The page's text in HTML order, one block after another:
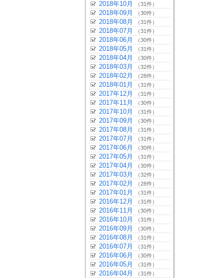
2018年10月 （31件）
2018年09月 （30件）
2018年08月 （31件）
2018年07月 （31件）
2018年06月 （30件）
2018年05月 （31件）
2018年04月 （30件）
2018年03月 （32件）
2018年02月 （28件）
2018年01月 （31件）
2017年12月 （31件）
2017年11月 （30件）
2017年10月 （31件）
2017年09月 （30件）
2017年08月 （31件）
2017年07月 （31件）
2017年06月 （30件）
2017年05月 （31件）
2017年04月 （30件）
2017年03月 （32件）
2017年02月 （28件）
2017年01月 （31件）
2016年12月 （31件）
2016年11月 （30件）
2016年10月 （31件）
2016年09月 （30件）
2016年08月 （31件）
2016年07月 （31件）
2016年06月 （30件）
2016年05月 （31件）
2016年04月 （31件）